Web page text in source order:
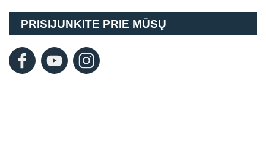
PRISIJUNKITE PRIE MŪSŲ